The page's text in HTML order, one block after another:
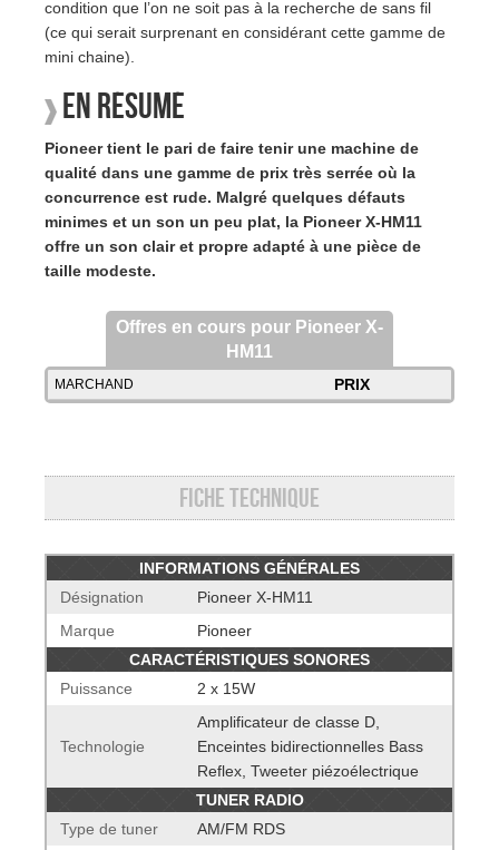
condition que l’on ne soit pas à la recherche de sans fil
(ce qui serait surprenant en considérant cette gamme de
mini chaine).
En résumé
Pioneer tient le pari de faire tenir une machine de
qualité dans une gamme de prix très serrée où la
concurrence est rude. Malgré quelques défauts
minimes et un son un peu plat, la Pioneer X-HM11
offre un son clair et propre adapté à une pièce de
taille modeste.
Offres en cours pour Pioneer X-
HM11
MARCHAND PRIX
Fiche technique
INFORMATIONS GÉNÉRALES
Désignation
Pioneer X-HM11
Marque
Pioneer
CARACTÉRISTIQUES SONORES
Puissance
2 x 15W
Technologie
Amplificateur de classe D,
Enceintes bidirectionnelles Bass
Reflex, Tweeter piézoélectrique
TUNER RADIO
Type de tuner
AM/FM RDS